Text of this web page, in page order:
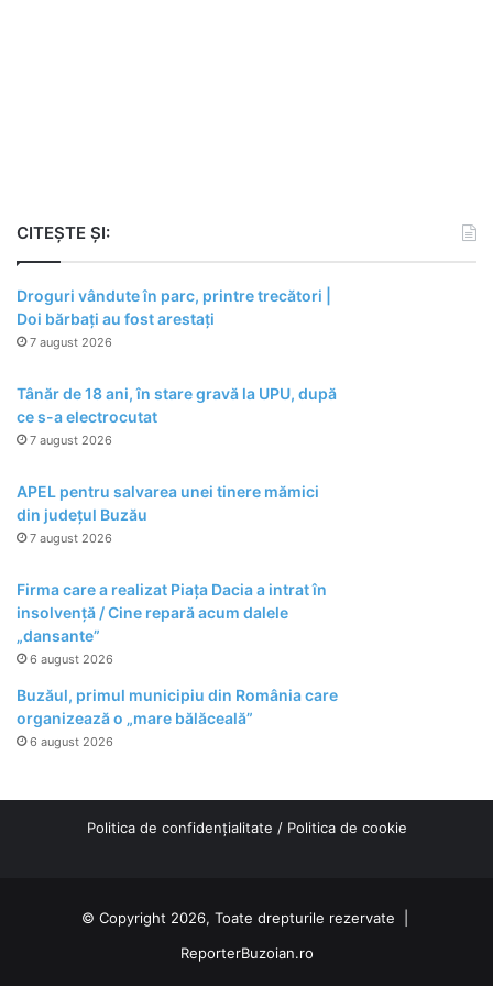
CITEȘTE ȘI:
Droguri vândute în parc, printre trecători |
Doi bărbați au fost arestați
7 august 2026
Tânăr de 18 ani, în stare gravă la UPU, după
ce s-a electrocutat
7 august 2026
APEL pentru salvarea unei tinere mămici
din județul Buzău
7 august 2026
Firma care a realizat Piața Dacia a intrat în
insolvență / Cine repară acum dalele
„dansante”
6 august 2026
Buzăul, primul municipiu din România care
organizează o „mare bălăceală”
6 august 2026
Politica de confidențialitate / Politica de cookie
© Copyright 2026, Toate drepturile rezervate |
ReporterBuzoian.ro